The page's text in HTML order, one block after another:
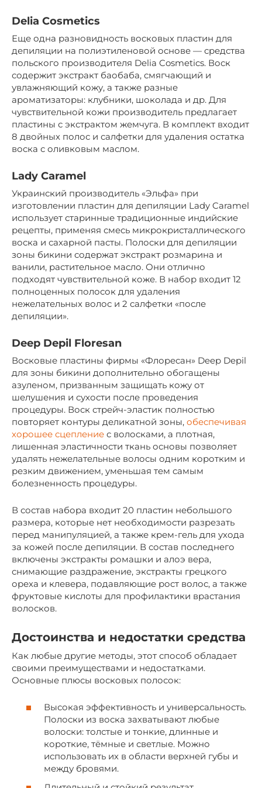
Delia Cosmetics
Еще одна разновидность восковых пластин для
депиляции на полиэтиленовой основе — средства
польского производителя Delia Cosmetics. Воск
содержит экстракт баобаба, смягчающий и
увлажняющий кожу, а также разные
ароматизаторы: клубники, шоколада и др. Для
чувствительной кожи производитель предлагает
пластины с экстрактом жемчуга. В комплект входит
8 двойных полос и салфетки для удаления остатка
воска с оливковым маслом.
Lady Caramel
Украинский производитель «Эльфа» при
изготовлении пластин для депиляции Lady Caramel
использует старинные традиционные индийские
рецепты, применяя смесь микрокристаллического
воска и сахарной пасты. Полоски для депиляции
зоны бикини содержат экстракт розмарина и
ванили, растительное масло. Они отлично
подходят чувствительной коже. В набор входит 12
полноценных полосок для удаления
нежелательных волос и 2 салфетки «после
депиляции».
Deep Depil Floresan
Восковые пластины фирмы «Флоресан» Deep Depil
для зоны бикини дополнительно обогащены
азуленом, призванным защищать кожу от
шелушения и сухости после проведения
процедуры. Воск стрейч-эластик полностью
повторяет контуры деликатной зоны, обеспечивая
хорошее сцепление с волосками, а плотная,
лишенная эластичности ткань основы позволяет
удалять нежелательные волосы одним коротким и
резким движением, уменьшая тем самым
болезненность процедуры.
В состав набора входит 20 пластин небольшого
размера, которые нет необходимости разрезать
перед манипуляцией, а также крем-гель для ухода
за кожей после депиляции. В состав последнего
включены экстракты ромашки и алоэ вера,
снимающие раздражение, экстракты грецкого
ореха и клевера, подавляющие рост волос, а также
фруктовые кислоты для профилактики врастания
волосков.
Достоинства и недостатки средства
Как любые другие методы, этот способ обладает
своими преимуществами и недостатками.
Основные плюсы восковых полосок:
Высокая эффективность и универсальность.
Полоски из воска захватывают любые
волоски: толстые и тонкие, длинные и
короткие, тёмные и светлые. Можно
использовать их в области верхней губы и
между бровями.